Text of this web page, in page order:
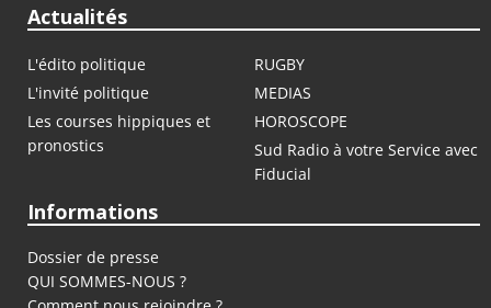
Actualités
L'édito politique
RUGBY
L'invité politique
MEDIAS
Les courses hippiques et
pronostics
HOROSCOPE
Sud Radio à votre Service avec
Fiducial
Informations
Dossier de presse
QUI SOMMES-NOUS ?